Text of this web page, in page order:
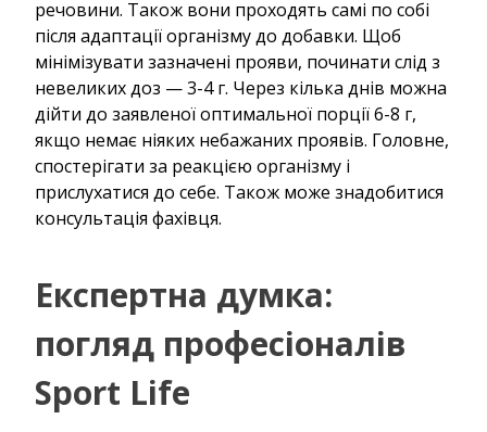
речовини. Також вони проходять самі по собі
після адаптації організму до добавки. Щоб
мінімізувати зазначені прояви, починати слід з
невеликих доз — 3-4 г. Через кілька днів можна
дійти до заявленої оптимальної порції 6-8 г,
якщо немає ніяких небажаних проявів. Головне,
спостерігати за реакцією організму і
прислухатися до себе. Також може знадобитися
консультація фахівця.
Експертна думка:
погляд професіоналів
Sport Life